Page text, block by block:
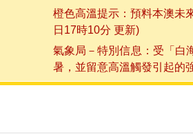
橙色高溫提示：預料本澳未
日17時10分 更新)
氣象局－特別信息：受「白
暑，並留意高溫觸發引起的